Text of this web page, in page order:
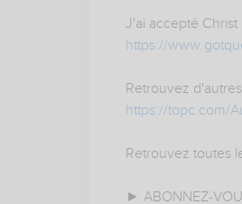
J'ai accepté
https://
Retrouvez
https://topc.com/
Retrouvez toutes
► ABONNEZ-